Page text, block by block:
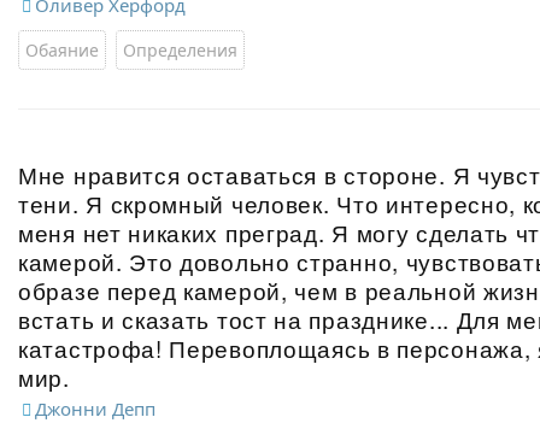
Оливер Херфорд
Обаяние Определения
Мне нравится оставаться в стороне. Я
тени. Я скромный человек. Что интересно,
меня нет никаких преград. Я могу сделать
камерой. Это довольно странно,
образе перед камерой, чем в реальной
встать и сказать тост на празднике... Для
катастрофа! Перевоплощаясь в персонажа,
мир.
Джонни Депп